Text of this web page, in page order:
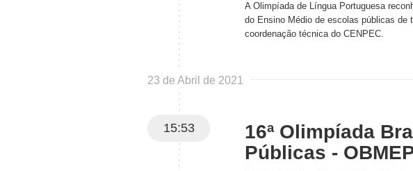
A Olimpíada de Língua Portuguesa
do Ensino Médio de escolas públicas
coordenação técnica do CENPEC.
23 de Abril de 2021
15:53
16ª Olimpíada
Públicas -